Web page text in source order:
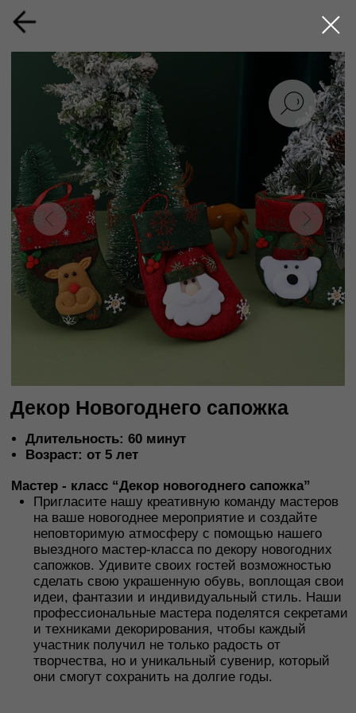
Декор Новогоднего сапожка
Длительность: 60 минут
Возраст: от 5 лет
Мастер - класс “Декор новогоднего сапожка”
сапожков. Удивите своих гостей возможностью
сделать свою украшенную обувь, воплощая свои
профессиональные мастера поделятся секретами
и техниками декорирования, чтобы каждый
участник получил не только радость от
они смогут сохранить на долгие годы.
от 14 400 руб.